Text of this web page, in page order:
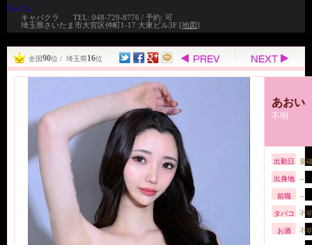
ルパン
キャバクラ
TEL: 048-729-8776 / 予約: 可
埼玉県さいたま市大宮区仲町1-17 大東ビル3F [地図]
全国90位 / 埼玉県16位
あおい
不明
出勤日 要
出身地 --
前職 --
タバコ 不
お酒 不